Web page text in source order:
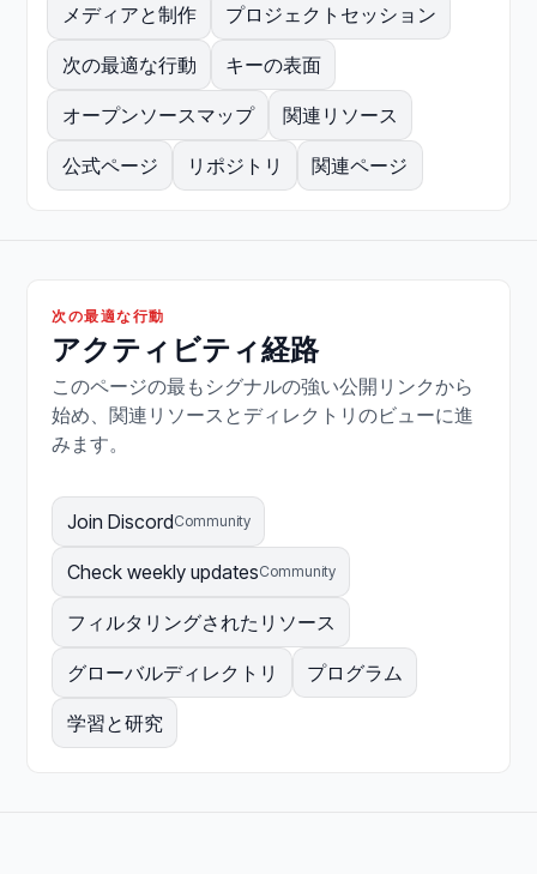
メディアと制作 プロジェクトセッション
次の最適な行動 キーの表面
オープンソースマップ 関連リソース
公式ページ リポジトリ 関連ページ
次の最適な行動
アクティビティ経路
このページの最もシグナルの強い公開リンクから
始め、関連リソースとディレクトリのビューに進
みます。
Join DiscordCommunity
Check weekly updatesCommunity
フィルタリングされたリソース
グローバルディレクトリ プログラム
学習と研究